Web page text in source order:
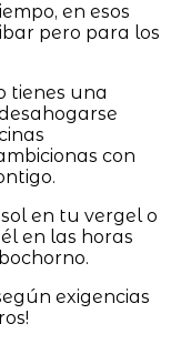
en esos
pero para los
tienes una
con
en tu vergel o
en las horas
exigencias